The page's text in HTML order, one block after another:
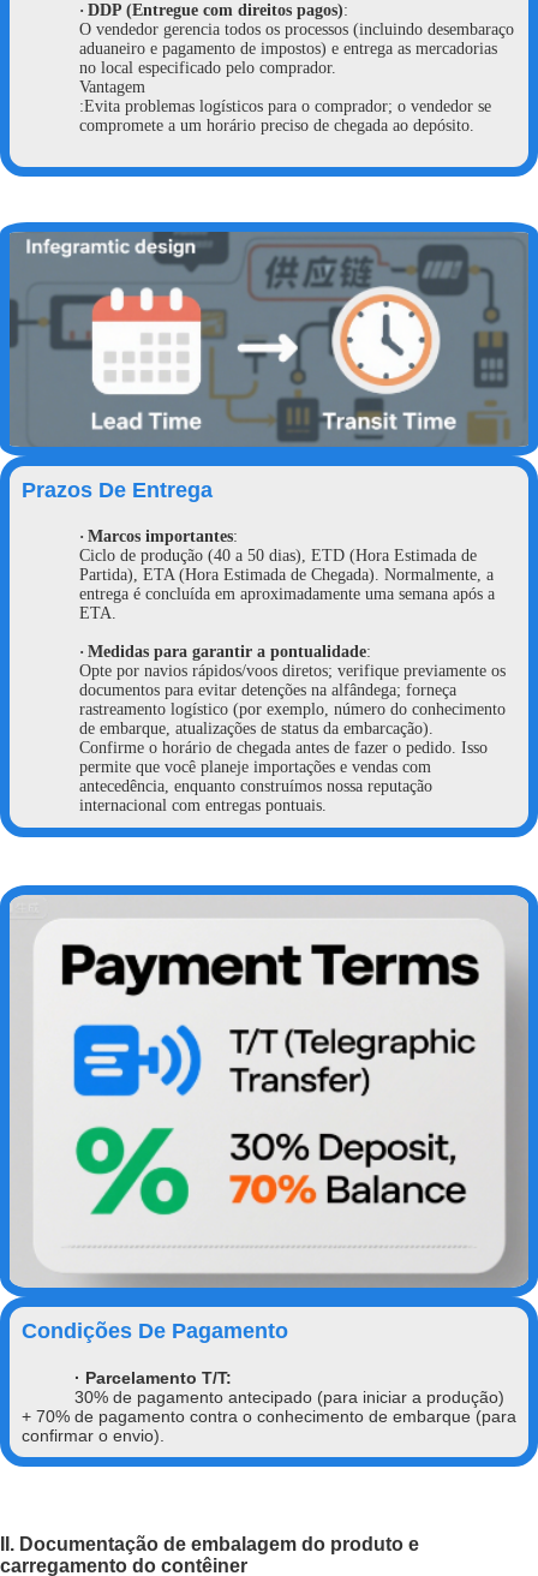
· DDP (Entregue com direitos pagos):
O vendedor gerencia todos os processos (incluindo desembaraço
aduaneiro e pagamento de impostos) e entrega as mercadorias
no local especificado pelo comprador.
Vantagem
:Evita problemas logísticos para o comprador; o vendedor se
compromete a um horário preciso de chegada ao depósito.
Prazos De Entrega
· Marcos importantes:
Ciclo de produção (40 a 50 dias), ETD (Hora Estimada de
Partida), ETA (Hora Estimada de Chegada). Normalmente, a
entrega é concluída em aproximadamente uma semana após a
ETA.
· Medidas para garantir a pontualidade:
Opte por navios rápidos/voos diretos; verifique previamente os
documentos para evitar detenções na alfândega; forneça
rastreamento logístico (por exemplo, número do conhecimento
de embarque, atualizações de status da embarcação).
Confirme o horário de chegada antes de fazer o pedido. Isso
permite que você planeje importações e vendas com
antecedência, enquanto construímos nossa reputação
internacional com entregas pontuais.
Condições De Pagamento
· Parcelamento T/T:
30% de pagamento antecipado (para iniciar a produção)
+ 70% de pagamento contra o conhecimento de embarque (para
confirmar o envio).
II. Documentação de embalagem do produto e
carregamento do contêiner